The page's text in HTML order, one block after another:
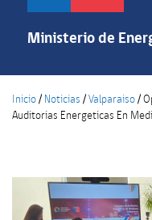
Pasar
contenido
Ministerio de
Inicio/ Noticias /Valparaiso/
Auditorias Energeticas En